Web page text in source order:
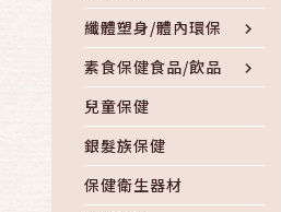
纖體塑身/體內環保
素食保健食品/飲品
兒童保健
銀髮族保健
保健衛生器材